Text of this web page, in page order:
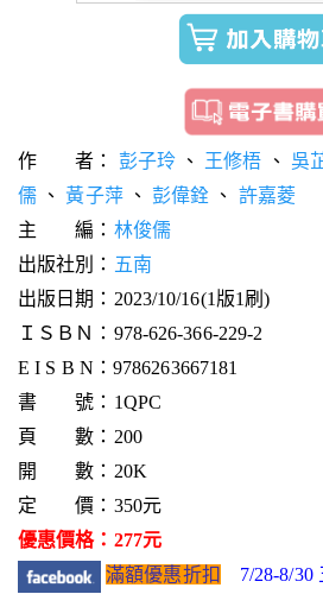
作 者： 彭子玲、 王修梧 、 吳
儒 、 黃子萍、彭偉銓 、 許嘉菱
主 編： 林俊儒
出版社別： 五南
出版日期：2023/10/16(1版1刷)
ＩＳＢＮ：978-626-366-229-2
E I S B N：9786263667181
書 號：1QPC
頁 數：200
開 數：20K
定 價：350元
優惠價格：277元
滿額優惠折扣
7/28-8/30